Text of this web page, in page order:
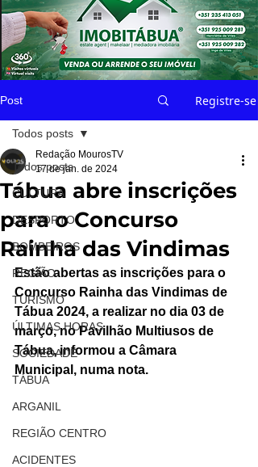
Post Registre-se
Todos posts
CULTURA
DESPORTO
BOMBEIROS
REGIÃO
TURISMO
ÚLTIMAS HORAS
SOCIEDADE
TÁBUA
ARGANIL
REGIÃO CENTRO
ACIDENTES
Todos posts
Tábua abre inscrições
para o Concurso
Rainha das Vindimas
Redação MourosTV
17 de jan. de 2024
Estão abertas as inscrições para o
Concurso Rainha das Vindimas de
Tábua 2024, a realizar no dia 03 de
março, no Pavilhão Multiusos de
Tábua, informou a Câmara
Municipal, numa nota.